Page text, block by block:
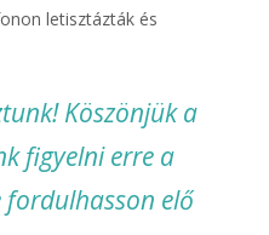
letisztázták és
Köszönjük a
figyelni erre a
fordulhasson elő